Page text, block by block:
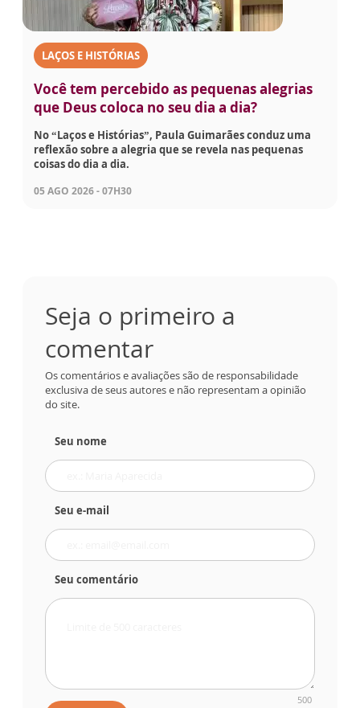
LAÇOS E HISTÓRIAS
Você tem percebido as pequenas alegrias
que Deus coloca no seu dia a dia?
No “Laços e Histórias”, Paula Guimarães conduz uma
reflexão sobre a alegria que se revela nas pequenas
coisas do dia a dia.
05 AGO 2026 - 07H30
Seja o primeiro a
comentar
Os comentários e avaliações são de responsabilidade
exclusiva de seus autores e não representam a opinião
do site.
Seu nome
Seu e-mail
Seu comentário
500